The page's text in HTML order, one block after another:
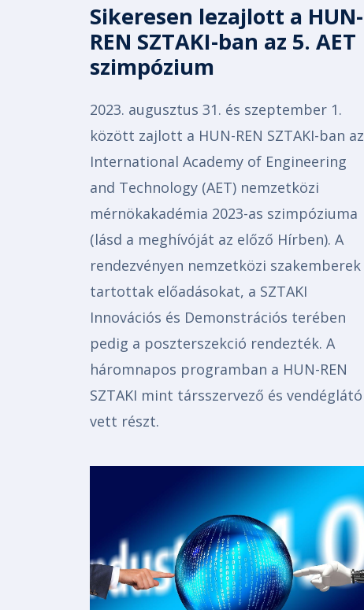
Sikeresen lezajlott a HUN-
REN SZTAKI-ban az 5. AET
szimpózium
2023. augusztus 31. és szeptember 1.
között zajlott a HUN-REN SZTAKI-ban az
International Academy of Engineering
and Technology (AET) nemzetközi
mérnökakadémia 2023-as szimpóziuma
(lásd a meghívóját az előző Hírben). A
rendezvényen nemzetközi szakemberek
tartottak előadásokat, a SZTAKI
Innovációs és Demonstrációs terében
pedig a poszterszekció rendezték. A
háromnapos programban a HUN-REN
SZTAKI mint társszervező és vendéglátó
vett részt.